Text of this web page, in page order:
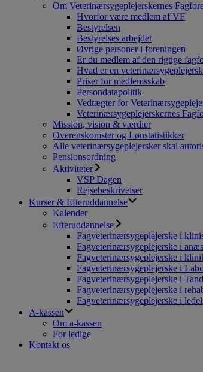
Om Veterinærsygeplejerskernes
Hvorfor være medlem af VF
Bestyrelsen
Bestyrelses arbejdet
Øvrige personer i foreningen
Er du medlem af den rigtige
Hvad er en
Priser for medlemsskab
Persondatapolitik
Vedtægter for
Veterinærsygeplejerskernes
Mission, vision & værdier
Overenskomster og Lønstatistikker
Alle veterinærsygeplejersker skal
Pensionsordning
Aktiviteter
VSP Dagen
Rejsebeskrivelser
Kurser & Efteruddannelse
Kalender
Efteruddannelse
Fagveterinærsygeplejerske i
Fagveterinærsygeplejerske i
Fagveterinærsygeplejerske i
Fagveterinærsygeplejerske i
Fagveterinærsygeplejerske i
Fagveterinærsygeplejerske i
Fagveterinærsygeplejerske i
A-kassen
Om a-kassen
For ledige
Kontakt os